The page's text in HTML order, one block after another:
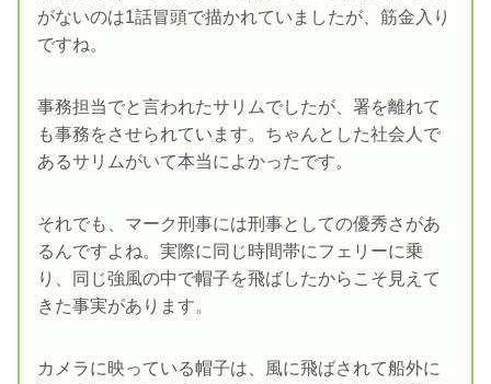
がないのは1話冒頭で描かれていましたが、筋金入り
ですね。
事務担当でと言われたサリムでしたが、署を離れて
も事務をさせられています。ちゃんとした社会人で
あるサリムがいて本当によかったです。
それでも、マーク刑事には刑事としての優秀さがあ
るんですよね。実際に同じ時間帯にフェリーに乗
り、同じ強風の中で帽子を飛ばしたからこそ見えて
きた事実があります。
カメラに映っている帽子は、風に飛ばされて船外に